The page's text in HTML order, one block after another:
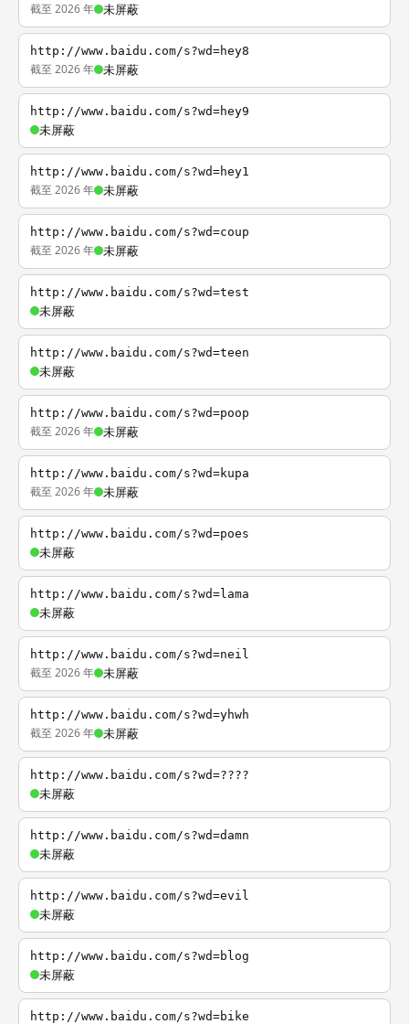
截至 2026 年 未屏蔽
http://www.baidu.com/s?wd=hey8
截至 2026 年 未屏蔽
http://www.baidu.com/s?wd=hey9
未屏蔽
http://www.baidu.com/s?wd=hey1
截至 2026 年 未屏蔽
http://www.baidu.com/s?wd=coup
截至 2026 年 未屏蔽
http://www.baidu.com/s?wd=test
未屏蔽
http://www.baidu.com/s?wd=teen
未屏蔽
http://www.baidu.com/s?wd=poop
截至 2026 年 未屏蔽
http://www.baidu.com/s?wd=kupa
截至 2026 年 未屏蔽
http://www.baidu.com/s?wd=poes
未屏蔽
http://www.baidu.com/s?wd=lama
未屏蔽
http://www.baidu.com/s?wd=neil
截至 2026 年 未屏蔽
http://www.baidu.com/s?wd=yhwh
截至 2026 年 未屏蔽
http://www.baidu.com/s?wd=????
未屏蔽
http://www.baidu.com/s?wd=damn
未屏蔽
http://www.baidu.com/s?wd=evil
未屏蔽
http://www.baidu.com/s?wd=blog
未屏蔽
http://www.baidu.com/s?wd=bike